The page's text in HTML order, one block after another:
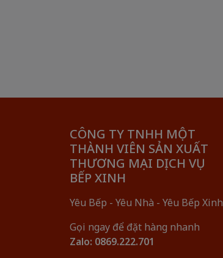
CÔNG TY TNHH MỘT
THÀNH VIÊN SẢN XUẤT
THƯƠNG MẠI DỊCH VỤ
BẾP XINH
Yêu Bếp - Yêu Nhà - Yêu Bếp Xinh
Gọi ngay để đặt hàng nhanh
Zalo: 0869.222.701